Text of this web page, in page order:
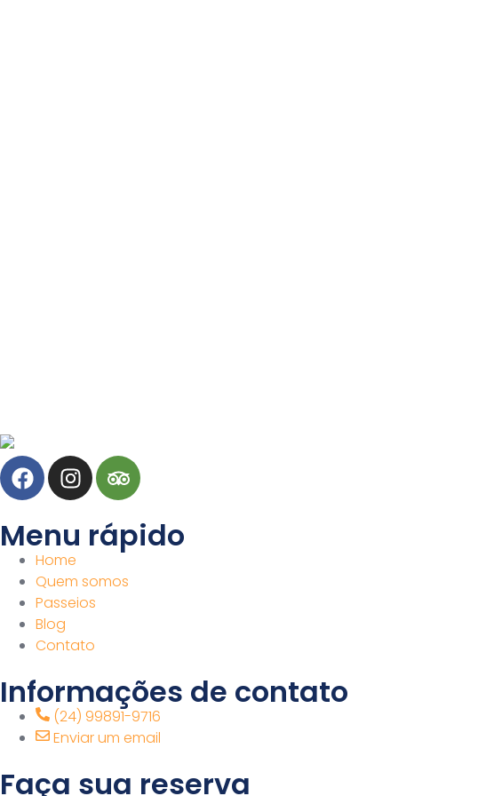
Menu rápido
Home
Quem somos
Passeios
Blog
Contato
Informações de contato
(24) 99891-9716
Enviar um email
Faça sua reserva